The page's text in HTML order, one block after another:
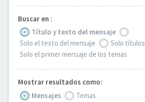
Buscar en :
Título y texto del mensaje
Solo el texto del mensaje
Solo títulos
Solo el primer mensaje de los temas
Mostrar resultados como:
Mensajes
Temas